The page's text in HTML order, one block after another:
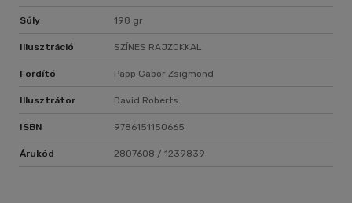
Súly 198 gr
Illusztráció SZÍNES RAJZOKKAL
Fordító Papp Gábor Zsigmond
Illusztrátor David Roberts
ISBN 9786151150665
Árukód 2807608 / 1239839